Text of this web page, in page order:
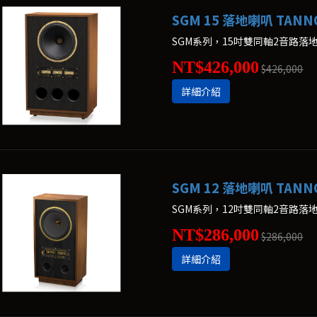
SGM 15 落地喇叭
SGM系列，15吋雙同軸2音路落
NT$426,000 $426,000
詳細介紹
SGM 12 落地喇叭
SGM系列，12吋雙同軸2音路落
NT$286,000 $286,000
詳細介紹